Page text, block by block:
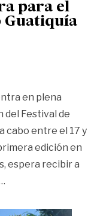
para el
Guatiquía
en plena
del Festival de
cabo entre el 17 y
edición en
espera recibir a